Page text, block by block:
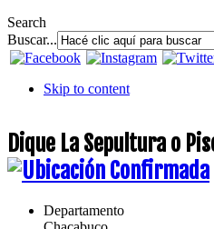
Search
Buscar...
Skip to content
Dique La Sepultura o
Departamento